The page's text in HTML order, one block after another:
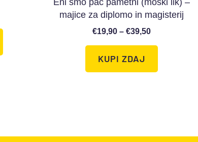
majice za diplomo in magisterij
€19,90 – €39,50
KUPI ZDAJ